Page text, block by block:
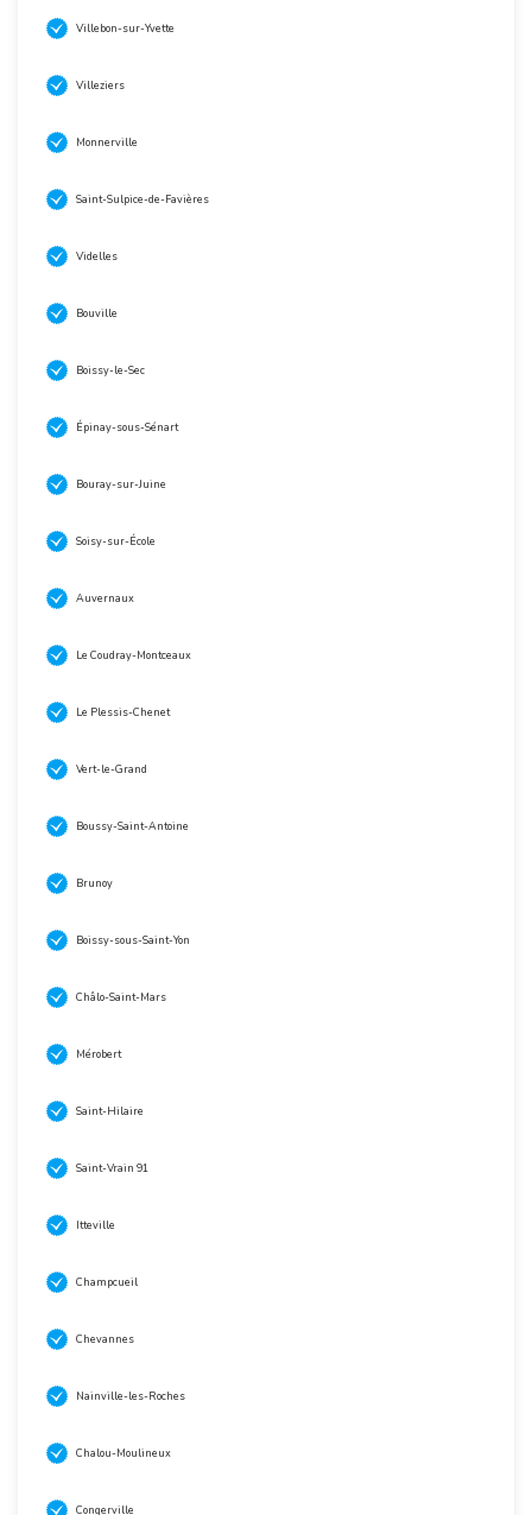
Villebon-sur-Yvette
Villeziers
Monnerville
Saint-Sulpice-de-Favières
Videlles
Bouville
Boissy-le-Sec
Épinay-sous-Sénart
Bouray-sur-Juine
Soisy-sur-École
Auvernaux
Le Coudray-Montceaux
Le Plessis-Chenet
Vert-le-Grand
Boussy-Saint-Antoine
Brunoy
Boissy-sous-Saint-Yon
Châlo-Saint-Mars
Mérobert
Saint-Hilaire
Saint-Vrain 91
Itteville
Champcueil
Chevannes
Nainville-les-Roches
Chalou-Moulineux
Congerville